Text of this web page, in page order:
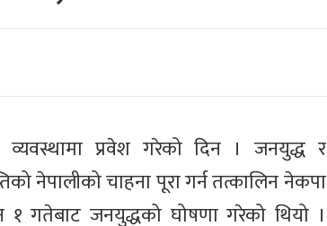
प्रवेश गरेको दिन । जनयुद्ध र
नेपालीको चाहना पूरा गर्न तत्कालिन नेकपा
१ गतेबाट जनयुद्धको घोषणा गरेको थियो ।